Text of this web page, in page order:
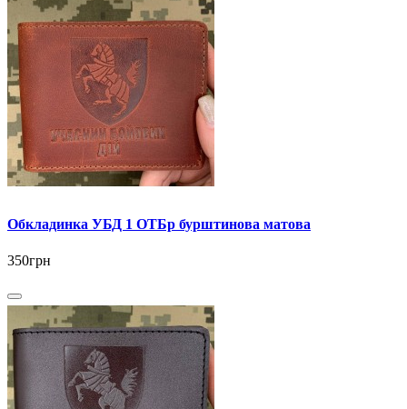
Обкладинка УБД 1 ОТБр бурштинова матова
350грн